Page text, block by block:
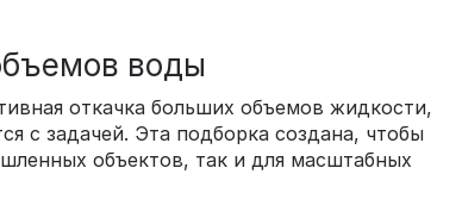
воды
откачка больших объемов жидкости,
с задачей. Эта подборка создана, чтобы
объектов, так и для масштабных